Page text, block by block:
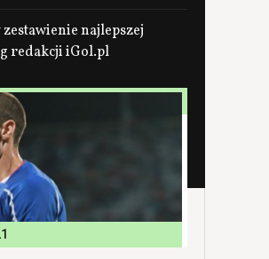
najlepszej
redakcji iGol.pl